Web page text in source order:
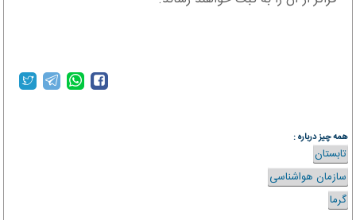
همه چیز درباره :
تابستان
سازمان هواشناسی
گرما